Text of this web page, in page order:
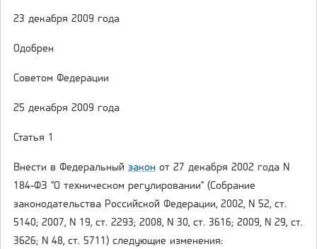
23 декабря 2009 года
Одобрен
Советом Федерации
25 декабря 2009 года
Статья 1
Внести в Федеральный закон от 27 декабря 2002 года N
184-ФЗ "О техническом регулировании" (Собрание
законодательства Российской Федерации, 2002, N 52, ст.
5140; 2007, N 19, ст. 2293; 2008, N 30, ст. 3616; 2009, N 29, ст.
3626; N 48, ст. 5711) следующие изменения: